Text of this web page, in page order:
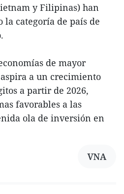
y Filipinas) han
la categoría de país de
de mayor
a un crecimiento
a partir de 2026,
favorables a las
ola de inversión en
VNA